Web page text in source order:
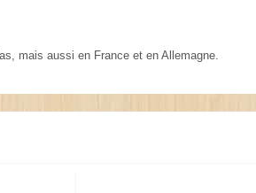
mais aussi en France et en Allemagne.